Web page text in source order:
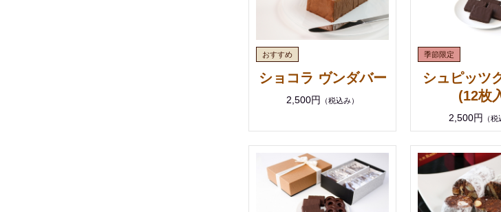
ショコラ ヴンダバー
2,500円 （税込み）
シュピッツ
(12枚
2,500円 （税